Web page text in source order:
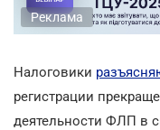
Реклама
Налоговики
регистрации
деятельности ФЛП в